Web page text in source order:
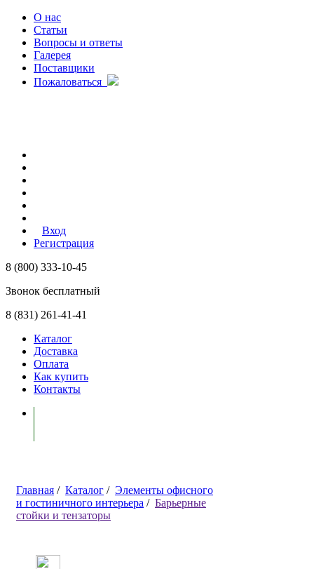
О нас
Статьи
Вопросы и ответы
Галерея
Поставщики
Пожаловаться
Вход
Регистрация
8 (800) 333-10-45
Звонок бесплатный
8 (831) 261-41-41
Каталог
Доставка
Оплата
Как купить
Контакты
Главная / Каталог / Элементы офисного
и гостиничного интерьера / Барьерные
стойки и тензаторы